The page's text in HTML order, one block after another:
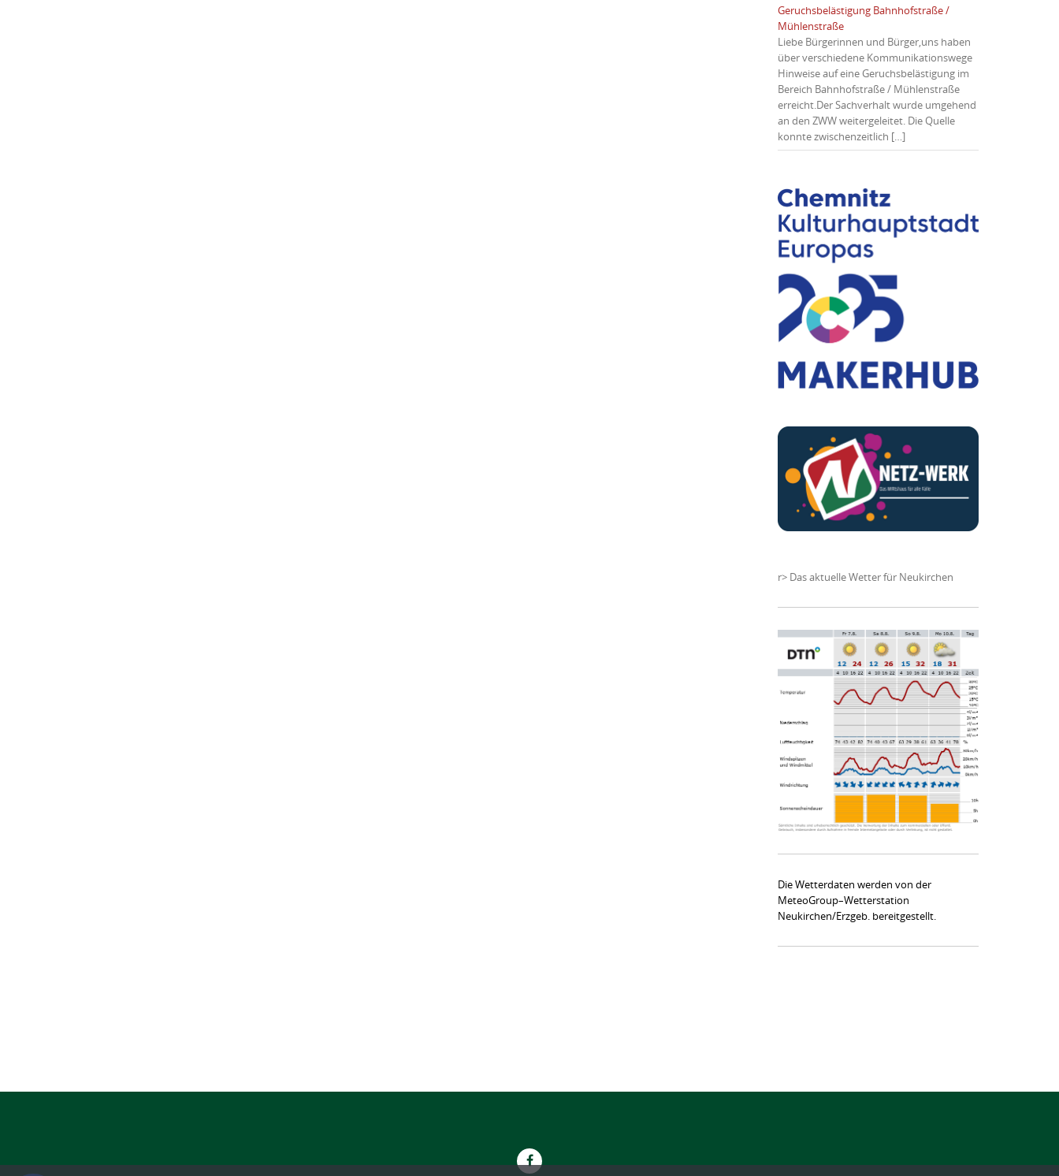
Geruchsbelästigung Bahnhofstraße /
Mühlenstraße
Liebe Bürgerinnen und Bürger,uns haben
über verschiedene Kommunikationswege
Hinweise auf eine Geruchsbelästigung im
Bereich Bahnhofstraße / Mühlenstraße
erreicht.Der Sachverhalt wurde umgehend
an den ZWW weitergeleitet. Die Quelle
konnte zwischenzeitlich […]
r> Das aktuelle Wetter für Neukirchen
Die Wetterdaten werden von der
MeteoGroup–Wetterstation
Neukirchen/Erzgeb. bereitgestellt.